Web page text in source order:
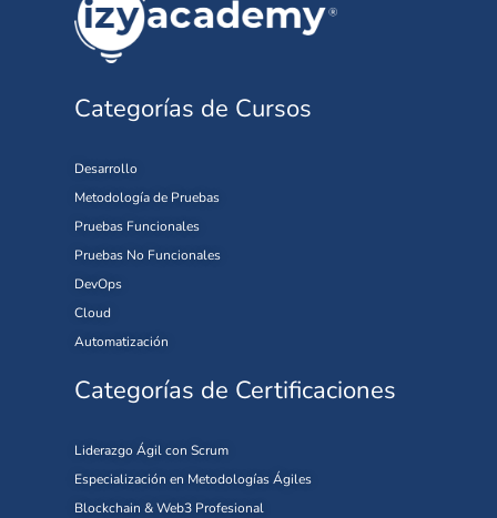
Categorías de Cursos
Desarrollo
Metodología de Pruebas
Pruebas Funcionales
Pruebas No Funcionales
DevOps
Cloud
Automatización
Categorías de Certificaciones
Liderazgo Ágil con Scrum
Especialización en Metodologías Ágiles
Blockchain & Web3 Profesional